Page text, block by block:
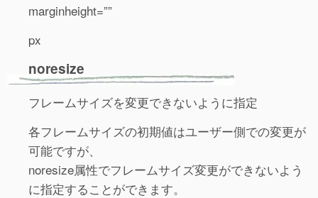
marginheight=””
px
noresize
フレームサイズを変更できないように指定
各フレームサイズの初期値はユーザー側での変更が
可能ですが、
noresize属性でフレームサイズ変更ができないよう
に指定することができます。